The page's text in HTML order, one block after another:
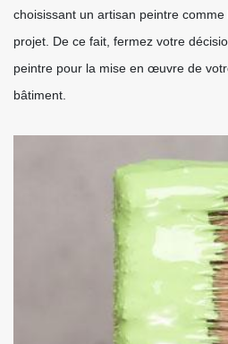
choisissant un artisan peintre
projet. De ce fait, fermez votre
peintre pour la mise en œuvre de
bâtiment.